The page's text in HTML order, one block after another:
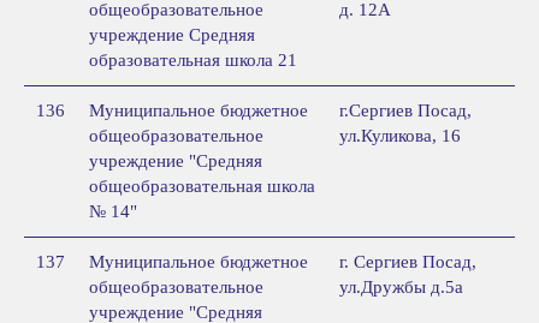
общеобразовательное
учреждение Средняя
образовательная школа 21
д. 12А
136
Муниципальное бюджетное
общеобразовательное
учреждение "Средняя
общеобразовательная школа
№ 14"
г.Сергиев Посад,
ул.Куликова, 16
137
Муниципальное бюджетное
общеобразовательное
учреждение "Средняя
г. Сергиев Посад,
ул.Дружбы д.5а